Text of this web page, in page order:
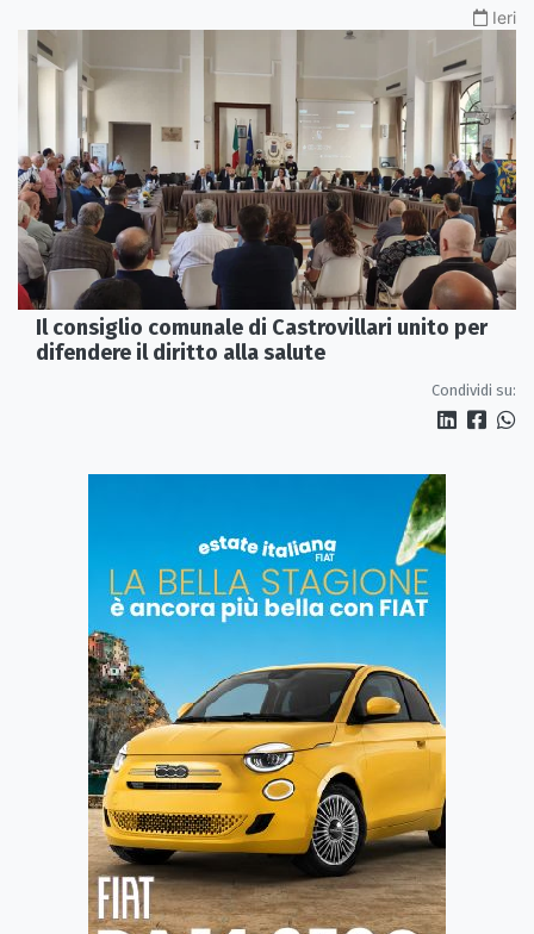
Ieri
Il consiglio comunale di Castrovillari unito per
difendere il diritto alla salute
Condividi su: